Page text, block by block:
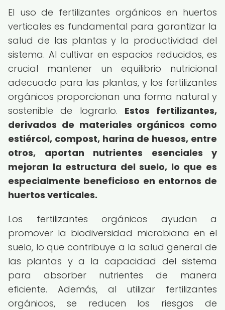
El uso de fertilizantes orgánicos en huertos
verticales es fundamental para garantizar la
salud de las plantas y la productividad del
sistema. Al cultivar en espacios reducidos, es
crucial mantener un equilibrio nutricional
adecuado para las plantas, y los fertilizantes
orgánicos proporcionan una forma natural y
sostenible de lograrlo. Estos fertilizantes,
derivados de materiales orgánicos como
estiércol, compost, harina de huesos, entre
otros, aportan nutrientes esenciales y
mejoran la estructura del suelo, lo que es
especialmente beneficioso en entornos de
huertos verticales.
Los fertilizantes orgánicos ayudan a
promover la biodiversidad microbiana en el
suelo, lo que contribuye a la salud general de
las plantas y a la capacidad del sistema
para absorber nutrientes de manera
eficiente. Además, al utilizar fertilizantes
orgánicos, se reducen los riesgos de